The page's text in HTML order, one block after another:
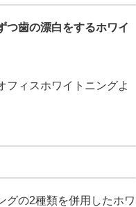
つ歯の漂白をするホワイ
フィスホワイトニングよ
グの2種類を併用したホワ